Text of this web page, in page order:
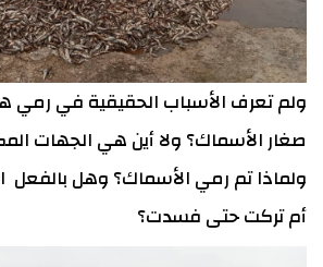
ولم تعرف الأسباب الحقيقية في رمي
صغار الأسماك؟ ولا أين هي الجهات
ولماذا تم رمي الأسماك؟ وهل بالفعل
أم تركت حتى فسدت؟